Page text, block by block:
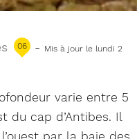
06 - Mis à jour le lundi 2
varie entre 5
du cap d’Antibes. Il
par la baie des